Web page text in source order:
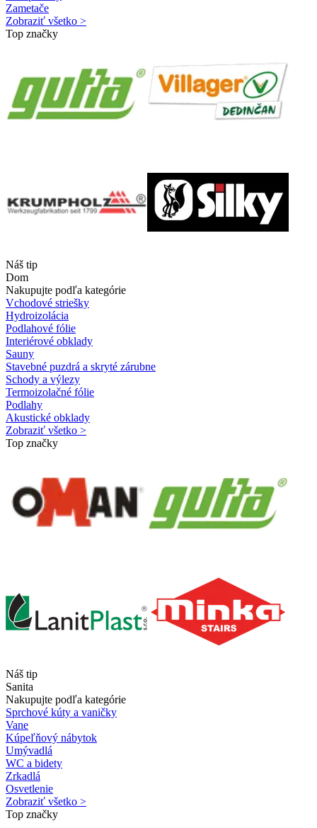
Zametače
Zobraziť všetko >
Top značky
Náš tip
Dom
Nakupujte podľa kategórie
Vchodové striešky
Hydroizolácia
Podlahové fólie
Interiérové obklady
Sauny
Stavebné puzdrá a skryté zárubne
Schody a výlezy
Termoizolačné fólie
Podlahy
Akustické obklady
Zobraziť všetko >
Top značky
Náš tip
Sanita
Nakupujte podľa kategórie
Sprchové kúty a vaničky
Vane
Kúpeľňový nábytok
Umývadlá
WC a bidety
Zrkadlá
Osvetlenie
Zobraziť všetko >
Top značky